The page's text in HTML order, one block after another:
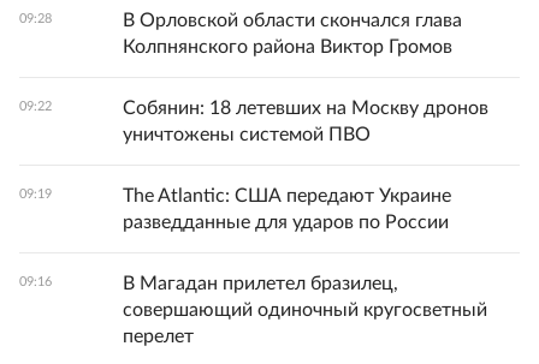
09:28
В Орловской области скончался глава
Колпнянского района Виктор Громов
09:22
Собянин: 18 летевших на Москву дронов
уничтожены системой ПВО
09:19
The Atlantic: США передают Украине
разведданные для ударов по России
09:16
В Магадан прилетел бразилец,
совершающий одиночный кругосветный
перелет